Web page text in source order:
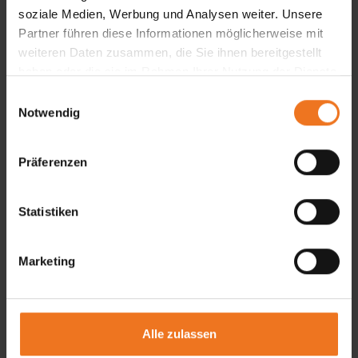
soziale Medien, Werbung und Analysen weiter. Unsere
Partner führen diese Informationen möglicherweise mit
weiteren Daten zusammen, die Sie ihnen bereitgestellt
Notwendig
Präferenzen
Statistiken
Marketing
Alle zulassen
Details und Varianten